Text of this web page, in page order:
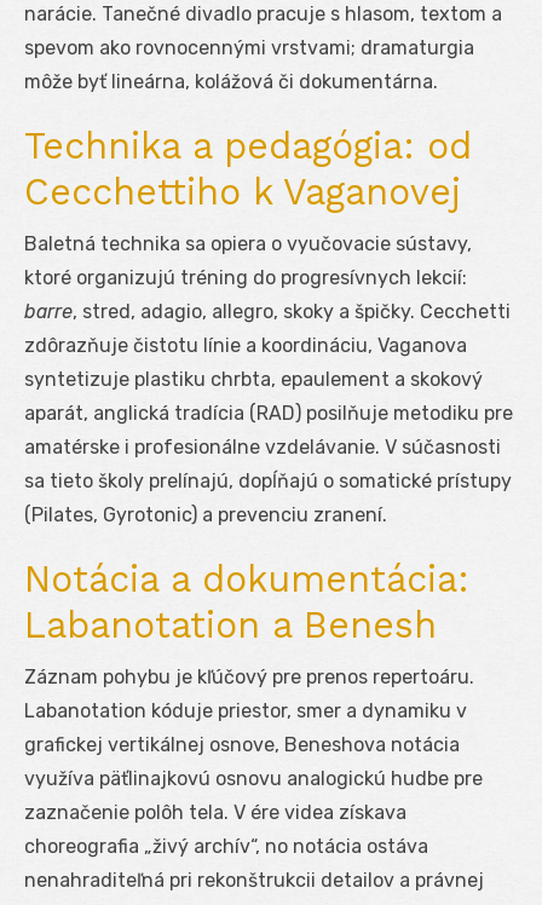
narácie. Tanečné divadlo pracuje s hlasom, textom a
spevom ako rovnocennými vrstvami; dramaturgia
môže byť lineárna, kolážová či dokumentárna.
Technika a pedagógia: od
Cecchettiho k Vaganovej
Baletná technika sa opiera o vyučovacie sústavy,
ktoré organizujú tréning do progresívnych lekcií:
barre, stred, adagio, allegro, skoky a špičky. Cecchetti
zdôrazňuje čistotu línie a koordináciu, Vaganova
syntetizuje plastiku chrbta, epaulement a skokový
aparát, anglická tradícia (RAD) posilňuje metodiku pre
amatérske i profesionálne vzdelávanie. V súčasnosti
sa tieto školy prelínajú, dopĺňajú o somatické prístupy
(Pilates, Gyrotonic) a prevenciu zranení.
Notácia a dokumentácia:
Labanotation a Benesh
Záznam pohybu je kľúčový pre prenos repertoáru.
Labanotation kóduje priestor, smer a dynamiku v
grafickej vertikálnej osnove, Beneshova notácia
využíva päťlinajkovú osnovu analogickú hudbe pre
zaznačenie polôh tela. V ére videa získava
choreografia „živý archív“, no notácia ostáva
nenahraditeľná pri rekonštrukcii detailov a právnej